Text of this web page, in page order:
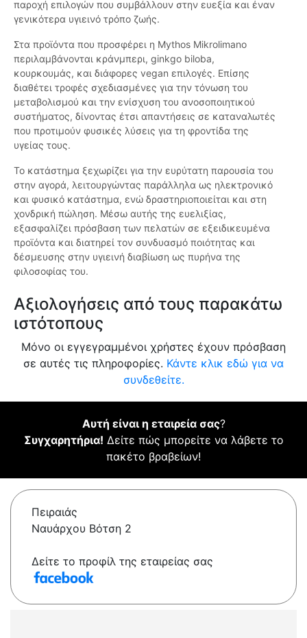
παροχή επιλογών που συμβάλλουν στην ευεξία και έναν
γενικότερα υγιεινό τρόπο ζωής.
Στα προϊόντα που προσφέρει η Mythos Mikrolimano
περιλαμβάνονται κράνμπερι, ginkgo biloba,
κουρκουμάς, και διάφορες vegan επιλογές. Επίσης
διαθέτει τροφές σχεδιασμένες για την τόνωση του
μεταβολισμού και την ενίσχυση του ανοσοποιητικού
συστήματος, δίνοντας έτσι απαντήσεις σε καταναλωτές
που προτιμούν φυσικές λύσεις για τη φροντίδα της
υγείας τους.
Το κατάστημα ξεχωρίζει για την ευρύτατη παρουσία του
στην αγορά, λειτουργώντας παράλληλα ως ηλεκτρονικό
και φυσικό κατάστημα, ενώ δραστηριοποιείται και στη
χονδρική πώληση. Μέσω αυτής της ευελιξίας,
εξασφαλίζει πρόσβαση των πελατών σε εξειδικευμένα
προϊόντα και διατηρεί τον συνδυασμό ποιότητας και
δέσμευσης στην υγιεινή διαβίωση ως πυρήνα της
φιλοσοφίας του.
Αξιολογήσεις από τους παρακάτω
ιστότοπους
Μόνο οι εγγεγραμμένοι χρήστες έχουν πρόσβαση
σε αυτές τις πληροφορίες. Κάντε κλικ εδώ για να
συνδεθείτε.
Αυτή είναι η εταιρεία σας?
Συγχαρητήρια! Δείτε πώς μπορείτε να λάβετε το
πακέτο βραβείων!
Πειραιάς
Ναυάρχου Βότση 2
Δείτε το προφίλ της εταιρείας σας